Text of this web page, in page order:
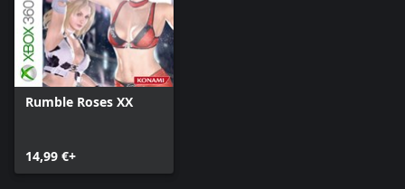
Rumble Roses XX
14,99 €+